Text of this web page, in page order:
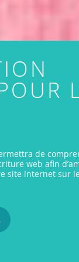
de
web afin
site internet sur